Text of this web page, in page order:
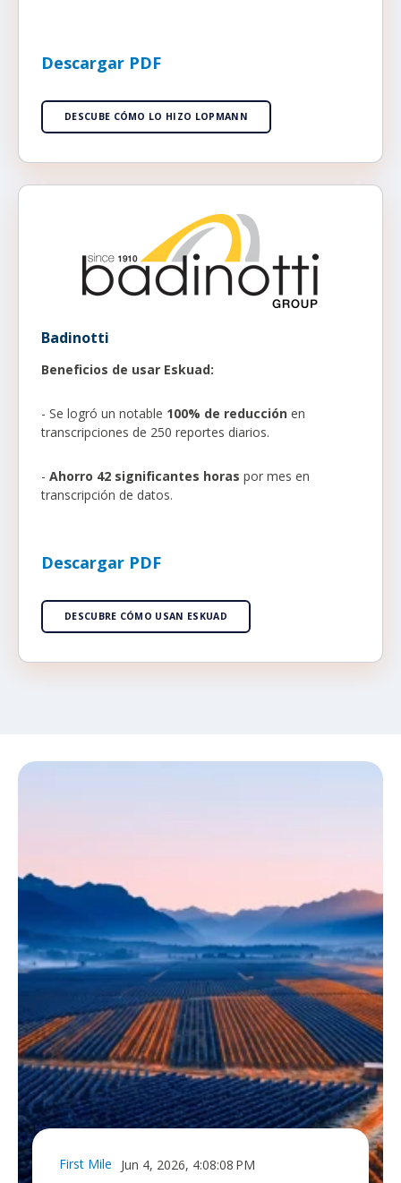
Descargar PDF
DESCUBE CÓMO LO HIZO LOPMANN
Badinotti
Beneficios de usar Eskuad:
- Se logró un notable 100% de reducción en
transcripciones de 250 reportes diarios.
- Ahorro 42 significantes horas por mes en
transcripción de datos.
Descargar PDF
DESCUBRE CÓMO USAN ESKUAD
First Mile Jun 4, 2026, 4:08:08 PM